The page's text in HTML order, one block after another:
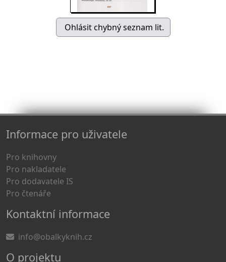
Informace pro uživatele
Pro knihovny
Pro nakladatele
Pro dodavatele IS
Pro čtenáře
Kontaktní informace
info@obalkyknih.cz
O projektu